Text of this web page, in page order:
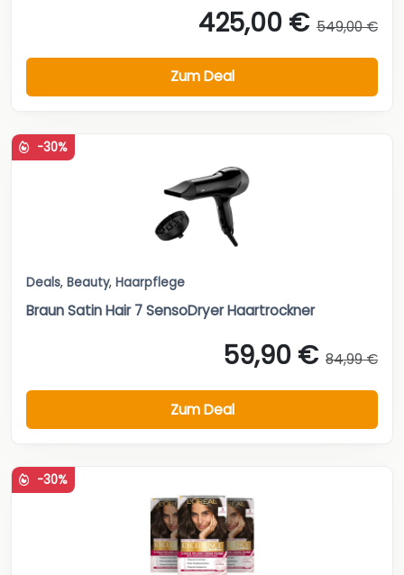
425,00 € 549,00 €
Zum Deal
-30%
Deals, Beauty, Haarpflege
Braun Satin Hair 7 SensoDryer Haartrockner
59,90 € 84,99 €
Zum Deal
-30%